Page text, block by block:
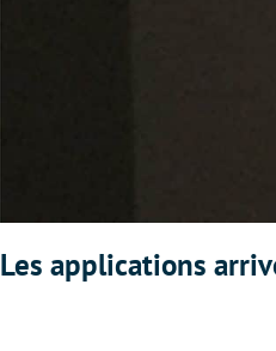
Les applications